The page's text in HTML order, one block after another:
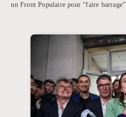
un Front Populaire pour “faire barrage”.